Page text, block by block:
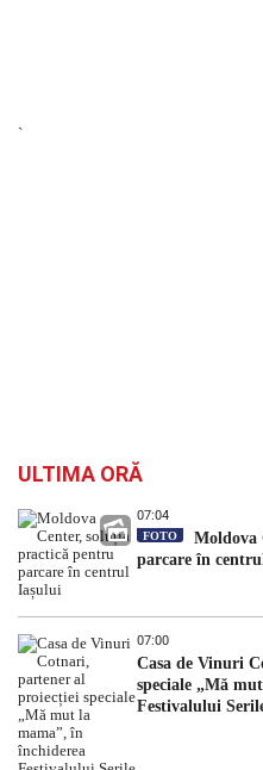
`
ULTIMA ORĂ
07:04
FOTO
Moldova
parcare în
07:00
Casa de Vinuri
speciale „Mă
Festivalului